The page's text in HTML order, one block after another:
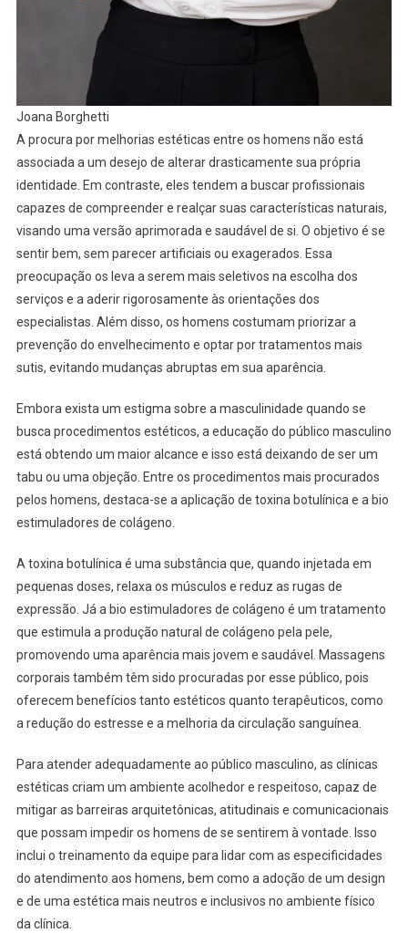
Joana Borghetti
A procura por melhorias estéticas entre os homens não está
associada a um desejo de alterar drasticamente sua própria
identidade. Em contraste, eles tendem a buscar profissionais
capazes de compreender e realçar suas características naturais,
visando uma versão aprimorada e saudável de si. O objetivo é se
sentir bem, sem parecer artificiais ou exagerados. Essa
preocupação os leva a serem mais seletivos na escolha dos
serviços e a aderir rigorosamente às orientações dos
especialistas. Além disso, os homens costumam priorizar a
prevenção do envelhecimento e optar por tratamentos mais
sutis, evitando mudanças abruptas em sua aparência.
Embora exista um estigma sobre a masculinidade quando se
busca procedimentos estéticos, a educação do público masculino
está obtendo um maior alcance e isso está deixando de ser um
tabu ou uma objeção. Entre os procedimentos mais procurados
pelos homens, destaca-se a aplicação de toxina botulínica e a bio
estimuladores de colágeno.
A toxina botulínica é uma substância que, quando injetada em
pequenas doses, relaxa os músculos e reduz as rugas de
expressão. Já a bio estimuladores de colágeno é um tratamento
que estimula a produção natural de colágeno pela pele,
promovendo uma aparência mais jovem e saudável. Massagens
corporais também têm sido procuradas por esse público, pois
oferecem benefícios tanto estéticos quanto terapêuticos, como
a redução do estresse e a melhoria da circulação sanguínea.
Para atender adequadamente ao público masculino, as clínicas
estéticas criam um ambiente acolhedor e respeitoso, capaz de
mitigar as barreiras arquitetônicas, atitudinais e comunicacionais
que possam impedir os homens de se sentirem à vontade. Isso
inclui o treinamento da equipe para lidar com as especificidades
do atendimento aos homens, bem como a adoção de um design
e de uma estética mais neutros e inclusivos no ambiente físico
da clínica.